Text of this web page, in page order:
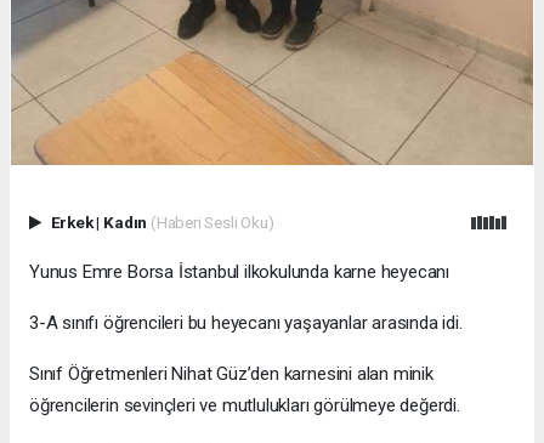
Erkek| Kadın (Haberi Sesli Oku)
Yunus Emre Borsa İstanbul ilkokulunda karne heyecanı
3-A sınıfı öğrencileri bu heyecanı yaşayanlar arasında idi.
Sınıf Öğretmenleri Nihat Güz’den karnesini alan minik
öğrencilerin sevinçleri ve mutlulukları görülmeye değerdi.